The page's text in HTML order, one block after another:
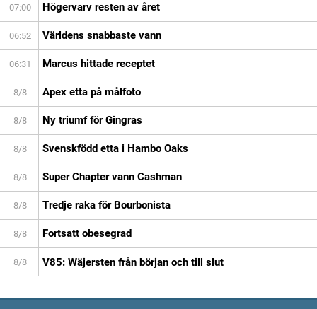
07:00 Högervarv resten av året
06:52 Världens snabbaste vann
06:31 Marcus hittade receptet
8/8 Apex etta på målfoto
8/8 Ny triumf för Gingras
8/8 Svenskfödd etta i Hambo Oaks
8/8 Super Chapter vann Cashman
8/8 Tredje raka för Bourbonista
8/8 Fortsatt obesegrad
8/8 V85: Wäjersten från början och till slut